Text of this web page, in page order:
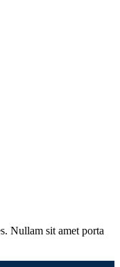
Nullam sit amet porta